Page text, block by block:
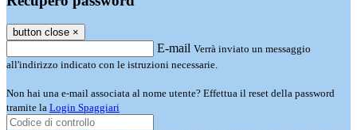
button close ×
E-mail Verrà inviato un messaggio
all'indirizzo indicato con le istruzioni necessarie.
Non hai una e-mail associata al nome utente? Effettua il reset della password
tramite la Login Spaggiari